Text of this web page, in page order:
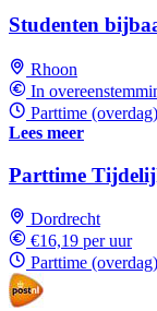
Studenten
Rhoon
In
Parttime (overdag)
Lees meer
Parttime
Dordrecht
€16,19 per uur
Parttime (overdag)